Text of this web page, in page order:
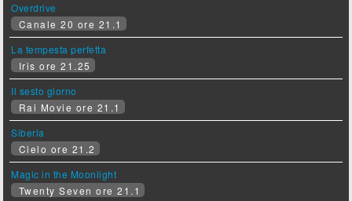
Overdrive
Canale 20 ore 21.1
La tempesta perfetta
Iris ore 21.25
Il sesto giorno
Rai Movie ore 21.1
Siberia
Cielo ore 21.2
Magic in the Moonlight
Twenty Seven ore 21.1